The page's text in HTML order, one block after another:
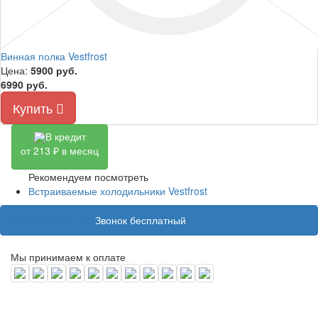
Винная полка Vestfrost
Цена: 5900 руб.
6990 руб.
Купить
В кредит
от 213 ₽ в месяц
Рекомендуем посмотреть
Встраиваемые холодильники Vestfrost
Звонок бесплатный
Мы принимаем к оплате